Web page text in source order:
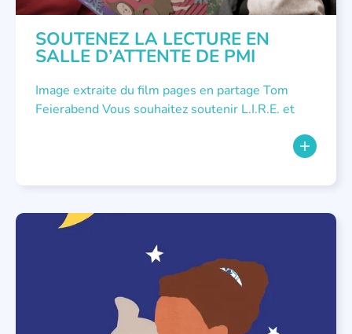
SOUTENEZ LA LECTURE EN
SALLE D’ATTENTE DE PMI
Image extraite du film pages en partage Tom
Feierabend Vous souhaitez soutenir L.I.R.E. et